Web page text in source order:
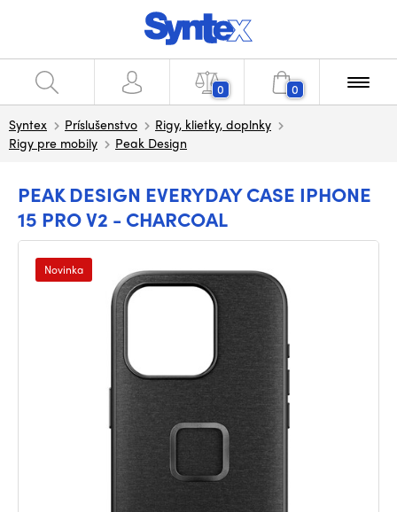
0 0
Syntex Príslušenstvo
Rigy, klietky, doplnky
Rigy pre mobily
Peak Design
PEAK DESIGN EVERYDAY CASE IPHONE
15 PRO V2 - CHARCOAL
Novinka